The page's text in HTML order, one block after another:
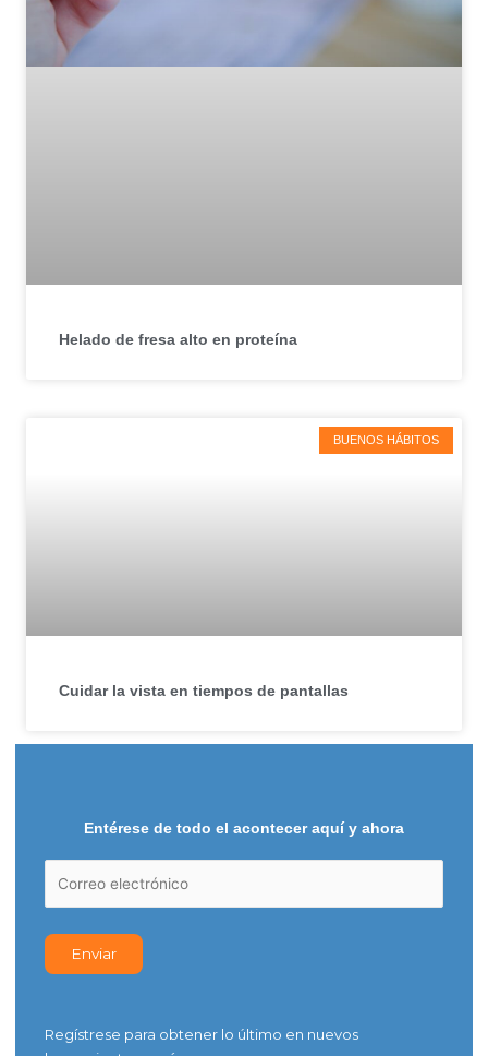
Helado de fresa alto en proteína
BUENOS HÁBITOS
Cuidar la vista en tiempos de pantallas
Entérese de todo el acontecer aquí y ahora
Regístrese para obtener lo último en nuevos